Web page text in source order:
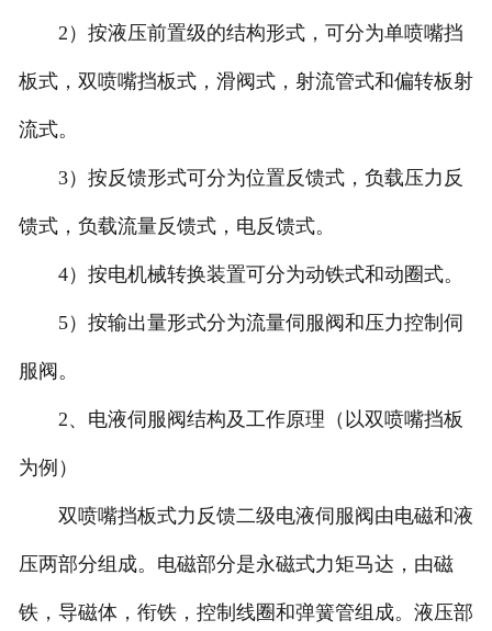
福建穆格伺服维修
福建柱塞泵维修
福建国产品牌伺服阀维修
2）按液压前置级的结构形式，可分为单喷嘴挡
板式，双喷嘴挡板式，滑阀式，射流管式和偏转板射
流式。
3）按反馈形式可分为位置反馈式，负载压力反
馈式，负载流量反馈式，电反馈式。
4）按电机械转换装置可分为动铁式和动圈式。
5）按输出量形式分为流量伺服阀和压力控制伺
服阀。
2、电液伺服阀结构及工作原理（以双喷嘴挡板
为例）
双喷嘴挡板式力反馈二级电液伺服阀由电磁和液
压两部分组成。电磁部分是永磁式力矩马达，由磁
铁，导磁体，衔铁，控制线圈和弹簧管组成。液压部